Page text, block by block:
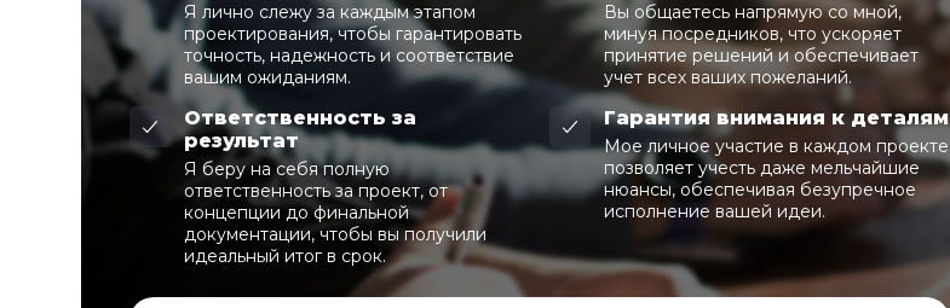
Я лично слежу за каждым этапом
проектирования, чтобы гарантировать
точность, надежность и соответствие
вашим ожиданиям.
Вы общаетесь напрямую со мной,
минуя посредников, что ускоряет
принятие решений и обеспечивает
учет всех ваших пожеланий.
Ответственность за
результат
Я беру на себя полную
ответственность за проект, от
концепции до финальной
документации, чтобы вы получили
идеальный итог в срок.
Гарантия внимания к деталям
Мое личное участие в каждом проекте
позволяет учесть даже мельчайшие
нюансы, обеспечивая безупречное
исполнение вашей идеи.